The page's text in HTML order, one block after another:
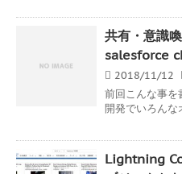
共有・意識
salesforce
2018/11/12
前回こんな事
開発でいろんな
Lightning